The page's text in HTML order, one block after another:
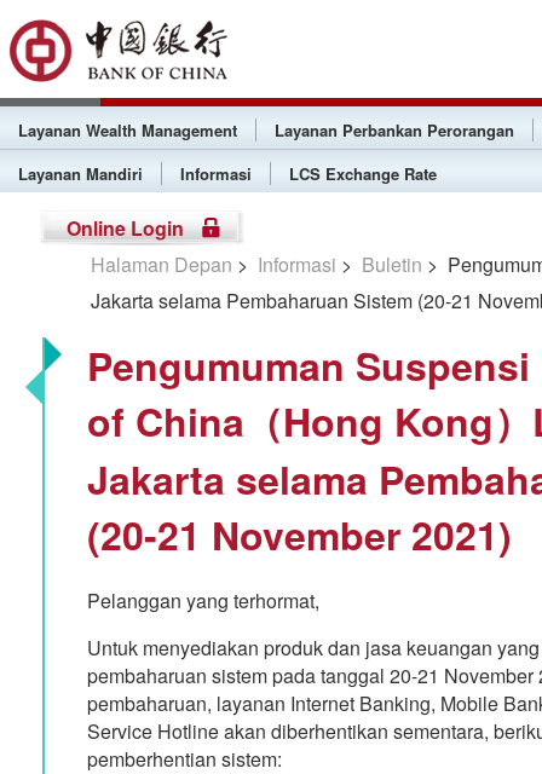
Layanan Wealth Management
Layanan Perbankan Perorangan
Layanan Mandiri
Informasi LCS Exchange Rate
Online Login
Halaman Depan > Informasi > Buletin >
Jakarta selama Pembaharuan Sistem (20-21
Pengumuman
of China（Hong Kong
Jakarta selama
(20-21 November 2021)
Pelanggan yang terhormat,
Untuk menyediakan produk dan jasa keuangan
pembaharuan sistem pada tanggal 20-21
pembaharuan, layanan Internet Banking, Mobile
Service Hotline akan diberhentikan sementara,
pemberhentian sistem: